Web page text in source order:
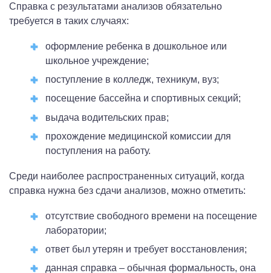
Справка с результатами анализов обязательно
требуется в таких случаях:
оформление ребенка в дошкольное или
школьное учреждение;
поступление в колледж, техникум, вуз;
посещение бассейна и спортивных секций;
выдача водительских прав;
прохождение медицинской комиссии для
поступления на работу.
Среди наиболее распространенных ситуаций, когда
справка нужна без сдачи анализов, можно отметить:
отсутствие свободного времени на посещение
лаборатории;
ответ был утерян и требует восстановления;
данная справка – обычная формальность, она